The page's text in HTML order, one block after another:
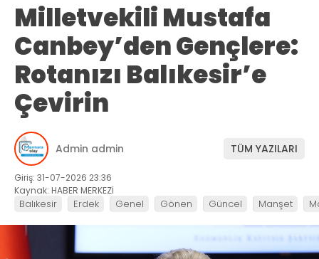
Milletvekili Mustafa
Canbey’den Gençlere:
Rotanızı Balıkesir’e
Çevirin
Admin admin TÜM YAZILARI
Giriş: 31-07-2026 23:36
Kaynak: HABER MERKEZİ
Balıkesir Erdek Genel Gönen Güncel Manşet